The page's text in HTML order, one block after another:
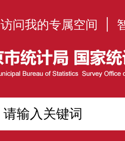
访问我的专属空间